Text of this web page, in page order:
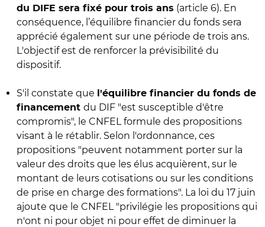
du DIFE sera fixé pour trois ans (article 6). En
conséquence, l’équilibre financier du fonds sera
apprécié également sur une période de trois ans.
L'objectif est de renforcer la prévisibilité du
dispositif.
S'il constate que
l'équilibre financier du fonds de
financement du DIF "est susceptible d'être
compromis", le CNFEL formule des propositions
visant à le rétablir. Selon l'ordonnance, ces
propositions "peuvent notamment porter sur la
valeur des droits que les élus acquièrent, sur le
montant de leurs cotisations ou sur les conditions
de prise en charge des formations". La loi du 17 juin
ajoute que le CNFEL "privilégie les propositions qui
n'ont ni pour objet ni pour effet de diminuer la